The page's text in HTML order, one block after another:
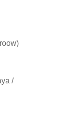
/